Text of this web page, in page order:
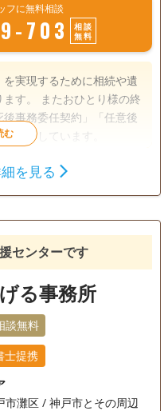
フに無料相談
703
相談
無料
実現するために相続や遺
す。 またおひとり様の終
事務委任契約」「任意後
対応しています。
初回相談無料
事務所面談可
を見る
センターです
る事務所
談無料
士提携
市灘区 / 神戸市とその周辺